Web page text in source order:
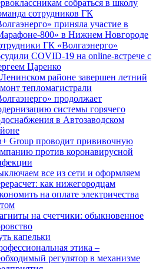
собраться в школу
сотрудников ГК
приняла участие в
800» в Нижнем Новгороде
ГК «Волгаэнерго»
COVID-19 на online-встрече с
Царенко
районе завершен летний
тепломагистрали
продолжает
системы горячего
в Автозаводском
Group проводит прививочную
против коронавирусной
все из сети и оформляем
как нижегородцам
на оплате электричества
на счетчики: обыкновенное
капельки
этика –
регулятор в механизме